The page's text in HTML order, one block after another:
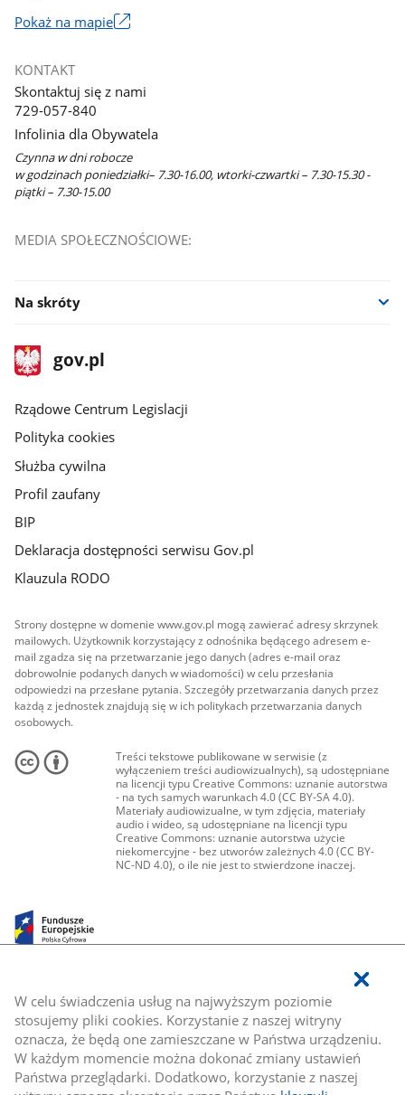
W celu świadczenia usług na najwyższym poziomie
stosujemy pliki cookies. Korzystanie z naszej witryny
oznacza, że będą one zamieszczane w Państwa urządzeniu.
W każdym momencie można dokonać zmiany ustawień
Państwa przeglądarki. Dodatkowo, korzystanie z naszej
Pokaż na mapieLink
nowym
KONTAKT
Skontaktuj się z nami
729-057-840
Infolinia dla Obywatela
Czynna w dni robocze
w godzinach poniedziałki– 7.30-16.00, wtorki-czwartki – 7.30-15.30 -
piątki – 7.30-15.00
MEDIA SPOŁECZNOŚCIOWE:
Na skróty
stopka
gov.plStrona
gov.pl
Rządowe Centrum Legislacji
Polityka cookies
Służba cywilna
Profil zaufany
BIP
Deklaracja dostępności serwisu Gov.pl
Klauzula RODO
Strony dostępne w domenie www.gov.pl mogą zawierać adresy skrzynek
mailowych. Użytkownik korzystający z odnośnika będącego adresem e-
mail zgadza się na przetwarzanie jego danych (adres e-mail oraz
dobrowolnie podanych danych w wiadomości) w celu przesłania
odpowiedzi na przesłane pytania. Szczegóły przetwarzania danych przez
każdą z jednostek znajdują się w ich politykach przetwarzania danych
osobowych.
Treści tekstowe publikowane w serwisie (z
wyłączeniem treści audiowizualnych), są udostępniane
na licencji typu Creative Commons: uznanie autorstwa
- na tych samych warunkach 4.0 (CC BY-SA 4.0).
Materiały audiowizualne, w tym zdjęcia, materiały
audio i wideo, są udostępniane na licencji typu
Creative Commons: uznanie autorstwa użycie
niekomercyjne - bez utworów zależnych 4.0 (CC BY-
NC-ND 4.0), o ile nie jest to stwierdzone inaczej.